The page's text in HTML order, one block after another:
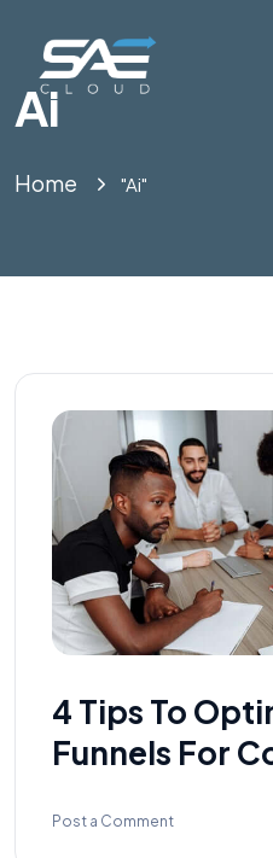
Ai
Home "Ai"
4 Tips To
Funnels For
Post a Comment